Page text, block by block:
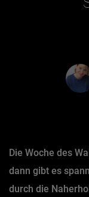
März
Die Woche des
dann gibt es
durch die